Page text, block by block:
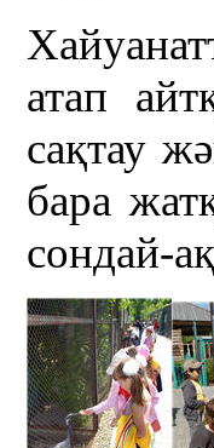
атап
сақтау
бара
сондай-